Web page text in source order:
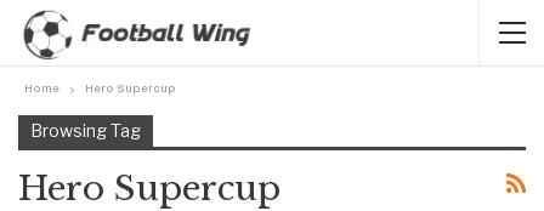
Home Hero Supercup
Browsing Tag
Hero Supercup